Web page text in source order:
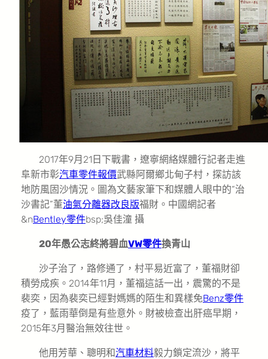
2017年9月21日下戰書，遼寧網絡媒體行記者走進
阜新市彰汽車零件報價武縣阿爾鄉北甸子村，探訪該
地防風固沙情況。圖為文藝家筆下和媒體人眼中的“治
沙書記”董油氣分離器改良版福財。中國網記者
&nBentley零件bsp;吳佳潼 攝
20年愚公志終將碧血VW零件換青山
沙子治了，路修通了，村平易近富了，董福財卻
積勞成疾。2014年11月，董福這話一出，震驚的不是
裴奕，因為裴奕已經對媽媽的陌生和異樣免Benz零件
疫了，藍雨華倒是有些意外。財被檢查出肝癌早期，
2015年3月醫治無效往世。
他用芳華、聰明和汽車材料毅力鎖定流沙，將平